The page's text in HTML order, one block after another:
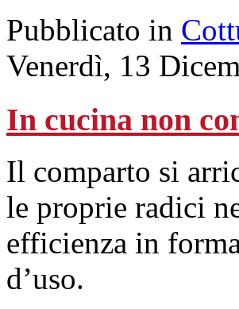
Pubblicato in
Venerdì, 13
In cucina non
Il comparto si
le proprie radici
efficienza in
d’uso.